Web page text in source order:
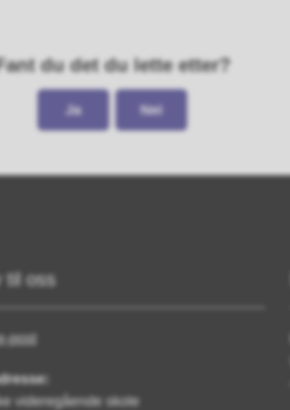
du det du lette etter?
Ja Nei
til oss
post
videregående skole